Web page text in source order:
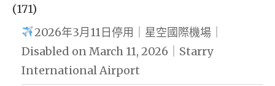
(171)
2026年3月11日停用｜星空國際機場｜
Disabled on March 11, 2026｜Starry
International Airport